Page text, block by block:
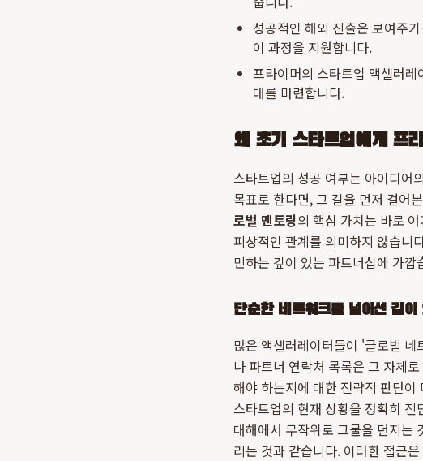
성공적인 해외 진출은 보여주
이 과정을 지원합니다.
프라이머의 스타트업 액셀러
대를 마련합니다.
왜 초기 스타트업에게
스타트업의 성공 여부는 아이디어
목표로 한다면, 그 길을 먼저 걸어
로벌 멘토링의 핵심 가치는 바로
피상적인 관계를 의미하지 않습니
민하는 깊이 있는 파트너십에 가깝
단순한 네트워크를 넘어선 깊이
많은 액셀러레이터들이 '글로벌
나 파트너 연락처 목록은 그 자체
해야 하는지에 대한 전략적 판단
스타트업의 현재 상황을 정확히
대해에서 무작위로 그물을 던지는
리는 것과 같습니다. 이러한 접근